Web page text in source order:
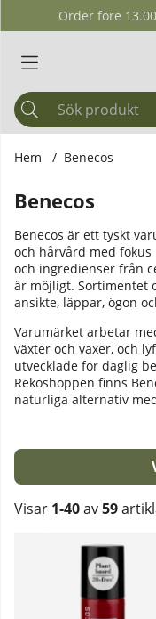
Order före
Hem Benecos
Benecos
Benecos är ett tyskt
och hårvård med
och ingredienser från
är möjligt. Sortimentet
ansikte, läppar, ögon
Varumärket arbetar
växter och vaxer, och
utvecklade för daglig
Rekoshoppen finns
naturliga alternativ
Visar 1-40av59
Produkter